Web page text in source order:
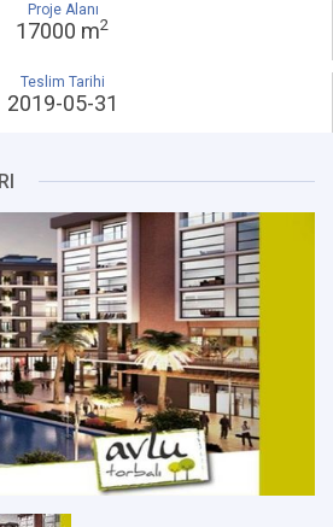
Proje Alanı
17000 m2
Teslim Tarihi
2019-05-31